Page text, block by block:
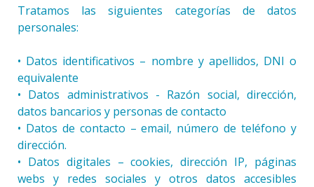
Tratamos las siguientes categorías de datos
personales:
• Datos identificativos – nombre y apellidos, DNI o
equivalente
• Datos administrativos - Razón social, dirección,
datos bancarios y personas de contacto
• Datos de contacto – email, número de teléfono y
dirección.
• Datos digitales – cookies, dirección IP, páginas
webs y redes sociales y otros datos accesibles